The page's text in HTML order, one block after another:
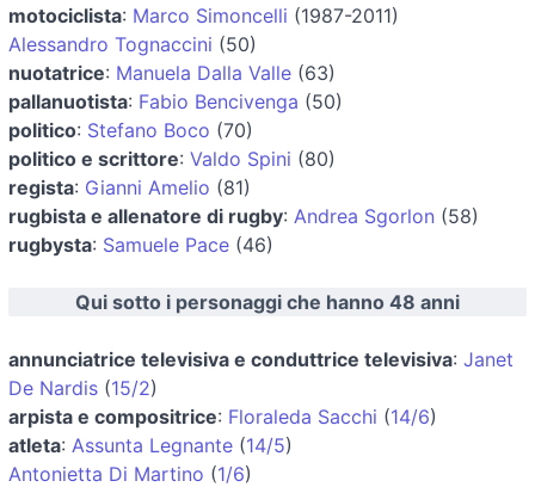
motociclista: Marco Simoncelli (1987-2011)
Alessandro Tognaccini (50)
nuotatrice: Manuela Dalla Valle (63)
pallanuotista: Fabio Bencivenga (50)
politico: Stefano Boco (70)
politico e scrittore: Valdo Spini (80)
regista: Gianni Amelio (81)
rugbista e allenatore di rugby: Andrea Sgorlon (58)
rugbysta: Samuele Pace (46)
Qui sotto i personaggi che hanno 48 anni
annunciatrice televisiva e conduttrice televisiva: Janet
De Nardis (15/2)
arpista e compositrice: Floraleda Sacchi (14/6)
atleta: Assunta Legnante (14/5)
Antonietta Di Martino (1/6)